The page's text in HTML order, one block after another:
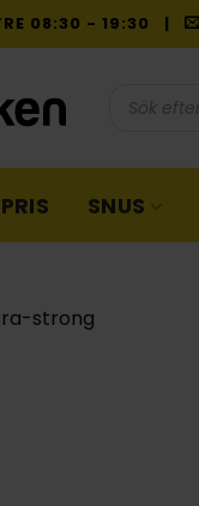
08:30 - 19:30 |
SNUS